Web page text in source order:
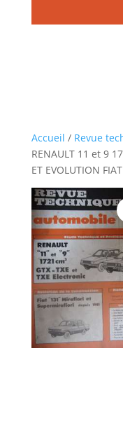
Accueil / Revue
RENAULT 11 et 9
ET EVOLUTION